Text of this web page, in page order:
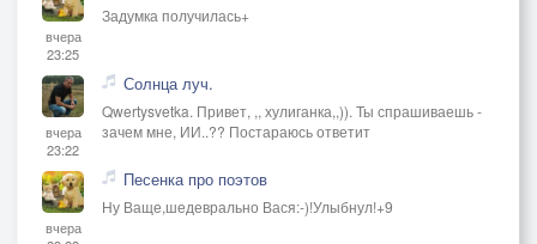
вчера
23:25
Задумка получилась+
вчера
23:22
Солнца луч.
Qwertysvetka. Привет, ,, хулиганка,,)). Ты спрашиваешь -
зачем мне, ИИ..?? Постараюсь ответит
вчера
Песенка про поэтов
Ну Ваще,шедеврально Вася:-)!Улыбнул!+9